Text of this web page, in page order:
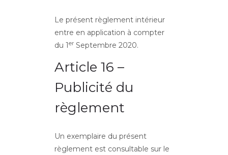
Le présent règlement intérieur
entre en application à compter
du 1erSeptembre 2020.
Article 16 –
Publicité du
règlement
Un exemplaire du présent
règlement est consultable sur le